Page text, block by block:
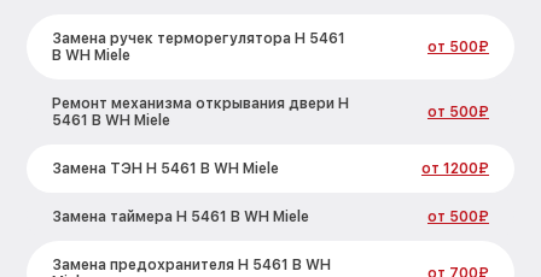
Замена ручек терморегулятора H 5461
B WH Miele
от 500₽
Ремонт механизма открывания двери H
5461 B WH Miele
от 500₽
Замена ТЭН H 5461 B WH Miele от 1200₽
Замена таймера H 5461 B WH Miele от 500₽
Замена предохранителя H 5461 B WH
от 700₽